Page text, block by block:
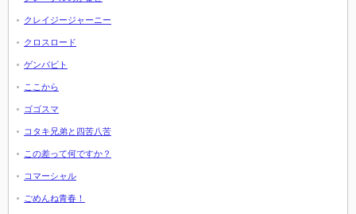
クレイジージャーニー
クロスロード
ゲンバビト
ここから
ゴゴスマ
コタキ兄弟と四苦八苦
この差って何ですか？
コマーシャル
ごめんね青春！